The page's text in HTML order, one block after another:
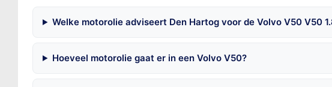
Welke motorolie adviseert Den Hartog voor de Volvo V50 V50
Hoeveel motorolie gaat er in een Volvo V50?